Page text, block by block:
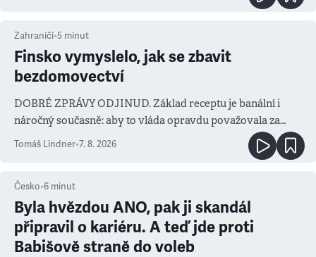
Zahraničí•5 minut
Finsko vymyslelo, jak se zbavit
bezdomovectví
DOBRÉ ZPRÁVY ODJINUD. Základ receptu je banální i
náročný současně: aby to vláda opravdu považovala za
prioritu
Tomáš Lindner•7. 8. 2026
Česko•6 minut
Byla hvězdou ANO, pak ji skandál
připravil o kariéru. A teď jde proti
Babišově straně do voleb